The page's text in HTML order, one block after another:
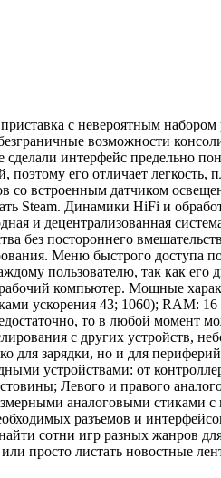
с невероятным
возможности
интерфейс предельно
его отличает
встроенным датчиком
Steam. Динамики HiFi и
и децентрализованная
без постороннего
Меню быстрого доступа
пользователю, так как его
компьютер. Мощные
ускорения 43; 1060); RAM:
то в любой момент
с других устройств,
для зарядки, но и для
устройствами: от
Левого и правого
аналоговыми стиками
разъемов и
сотни игр разных жанров
просто листать новостные